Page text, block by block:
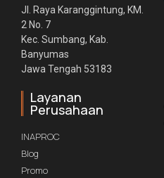
Jl. Raya Karanggintung, KM.
2 No. 7
Kec. Sumbang, Kab.
Banyumas
Jawa Tengah 53183
Layanan
Perusahaan
INAPROC
Blog
Promo